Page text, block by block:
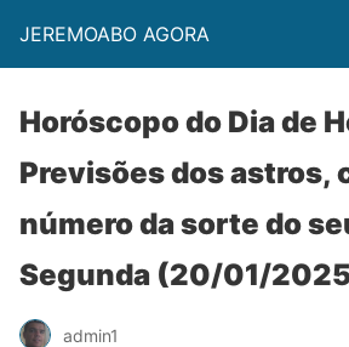
JEREMOABO AGORA
Horóscopo do Dia de
Previsões dos astros,
número da sorte do
Segunda (20/01/
admin1